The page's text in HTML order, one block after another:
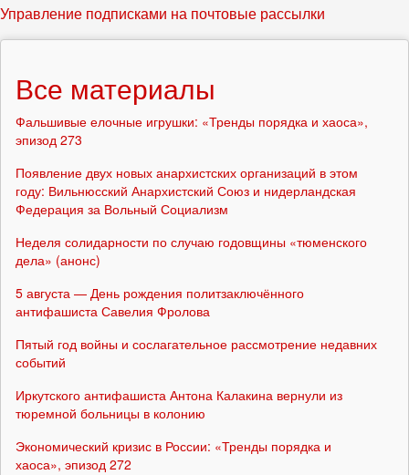
Управление подписками на почтовые рассылки
Все материалы
Фальшивые елочные игрушки: «Тренды порядка и хаоса»,
эпизод 273
Появление двух новых анархистских организаций в этом
году: Вильнюсский Анархистский Союз и нидерландская
Федерация за Вольный Социализм
Неделя солидарности по случаю годовщины «тюменского
дела» (анонс)
5 августа — День рождения политзаключённого
антифашиста Савелия Фролова
Пятый год войны и сослагательное рассмотрение недавних
событий
Иркутского антифашиста Антона Калакина вернули из
тюремной больницы в колонию
Экономический кризис в России: «Тренды порядка и
хаоса», эпизод 272